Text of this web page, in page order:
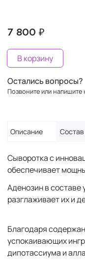
7 800 ₽
В корзину
Остались вопросы?
Позвоните или напишите
Описание Состав
Сыворотка с
обеспечивает
Аденозин в
разглаживает их и
Благодаря
успокаивающих
дипотассиума и